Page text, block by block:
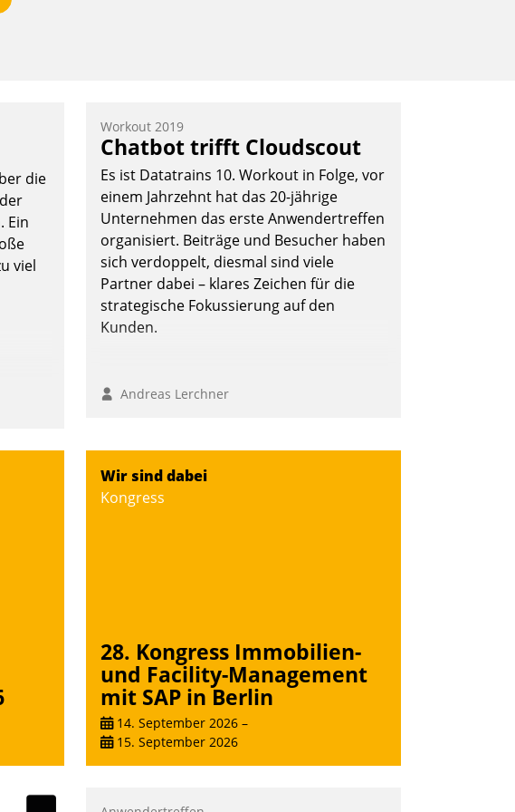
die
Ein
viel
Workout 2019
Chatbot trifft Cloudscout
Es ist Datatrains 10. Workout in Folge, vor
einem Jahrzehnt hat das 20-jährige
Unternehmen das erste Anwendertreffen
organisiert. Beiträge und Besucher haben
sich verdoppelt, diesmal sind viele
Partner dabei – klares Zeichen für die
strategische Fokussierung auf den
Kunden.
Andreas Lerchner
Wir sind dabei
Kongress
28. Kongress Immobilien-
und Facility-Management
mit SAP in Berlin
14. September 2026 –
15. September 2026